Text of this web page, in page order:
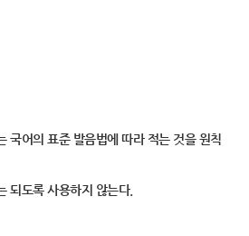
국어의 표준 발음법에 따라 적는 것을 원칙
되도록 사용하지 않는다.